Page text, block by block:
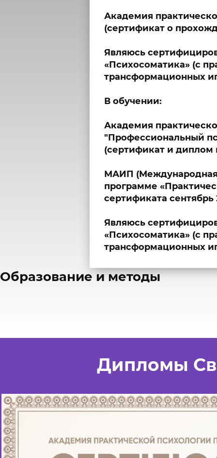
Академия
(сертификат о
Являюсь
«Психосоматика» (с
трансформационных
В обучении:
Академия
"Профессиональный
(сертификат и диплом
МАИП (Международная
программе
сертификата
Являюсь
«Психосоматика» (с
трансформационных
​Образование и методы
Дипломы